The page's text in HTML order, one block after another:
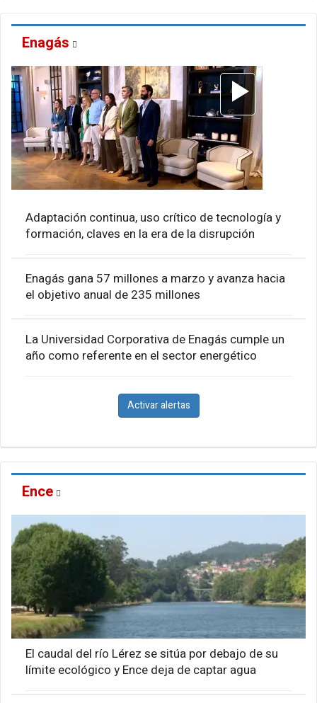
Enagás
Adaptación continua, uso crítico de tecnología y
formación, claves en la era de la disrupción
Enagás gana 57 millones a marzo y avanza hacia
el objetivo anual de 235 millones
La Universidad Corporativa de Enagás cumple un
año como referente en el sector energético
Activar alertas
Ence
El caudal del río Lérez se sitúa por debajo de su
límite ecológico y Ence deja de captar agua